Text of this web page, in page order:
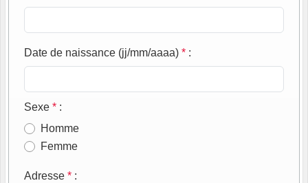
Date de naissance (jj/mm/aaaa) * :
Sexe * :
Homme
Femme
Adresse * :